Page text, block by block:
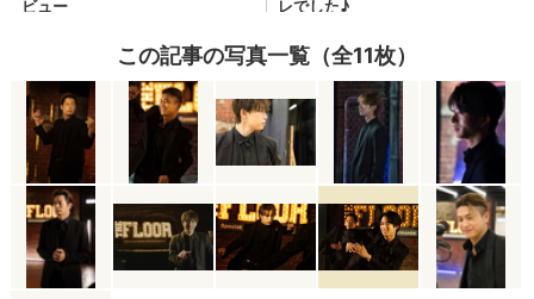
この記事の写真一覧（全11枚）